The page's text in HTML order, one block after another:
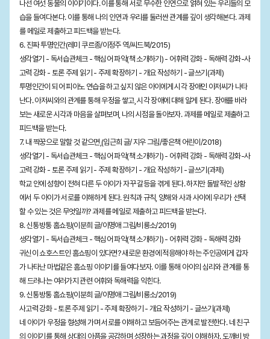
나선 여섯 동물의 이야기이다. 이를 통해 서로 무수한 인연으로 얽혀 있는 우리들의 모
습을 들여다본다. 이를 통해 나의 인연과 우리를 둘러싼 관계를 깊이 생각해본다. 과제
를 메일로 제출하고 피드백을 받는다.
6. 진짜 투명인간(레미 쿠르종/이정주 역/씨드북/2015)
생각열기 - 독서습관체크 - 핵심어 파악(책 소개하기) - 어휘력 강화 - 독해력 강화-사
고력 강화 - 토론 주제 읽기 - 주제 확장하기 - 개요 작성하기 - 글쓰기(과제)
투명인간이 되어 피아노 연습을 하고 싶지 않은 아이에게 시각 장애인 아저씨가 나타
난다. 아저씨와의 관계를 통해 우정을 쌓고, 시각 장애에 대해 알게 된다. 장애를 바라
보는 새로운 시각과 마음을 살펴보며, 나의 시점을 돌아보자. 과제를 메일로 제출하고
피드백을 받는다.
7. 내 짝꿍으로 말할 것 같으면,(임근희 글/ 지우 그림/좋은책 어린이/2018)
생각열기 - 독서습관체크 - 핵심어 파악(책 소개하기) - 어휘력 강화 - 독해력 강화-사
고력 강화 - 토론 주제 읽기 - 주제 확장하기 - 개요 작성하기 - 글쓰기(과제)
학교 안에 성향이 전혀 다른 두 아이가 자꾸 갈등을 겪게 된다. 하지만 돌발적인 상황
에서 두 아이가 서로를 이해하게 된다. 원칙과 규칙, 양해와 사과 사이에 우리가 선택
할 수 있는 것은 무엇일까? 과제를 메일로 제출하고 피드백을 받는다.
8. 신통방통 홈쇼핑(이분희 글/이명애 그림/비룡소/2019)
생각열기 - 독서습관체크 - 핵심어 파악(책 소개하기) - 어휘력 강화 - 독해력 강화
귀신이 쇼호스트인 홈쇼핑이 있다면? 새로운 환경에 적응해야 하는 주인공에게 갑자
가 나타난 마법같은 홈쇼핑 이야기를 들여다보자. 이를 통해 아이의 심리와 관계를 통
해 드러나는 여러가지 관련 어휘와 독해력을 익힌다.
9. 신통방통 홈쇼핑(이분희 글/이명애 그림/비룡소/2019)
사고력 강화 - 토론 주제 읽기 - 주제 확장하기 - 개요 작성하기 - 글쓰기(과제)
네 아이가 우정을 형성해 가며 서로를 이해하고 보듬어주는 관계로 발전한다. 네 친구
의 이야기를 통해 상대의 아픔을 공감하며 성장하는 과정을 깊이 이해하자. 도깨비 방